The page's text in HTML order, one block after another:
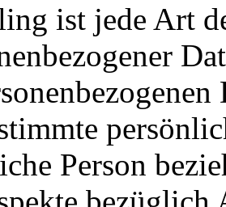
ist jede Art
Person